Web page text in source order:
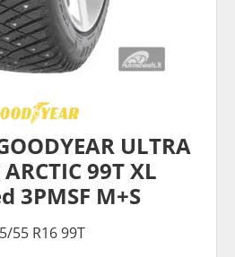
ULTRA
ARCTIC 99T XL
3PMSF M+S
55 R16 99T